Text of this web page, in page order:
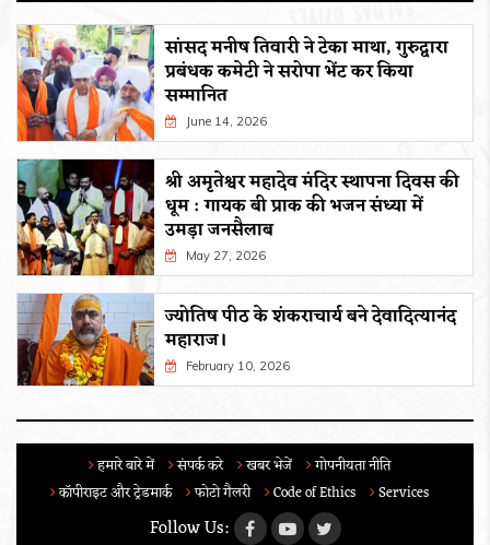
सांसद मनीष तिवारी ने टेका माथा, गुरुद्वारा
प्रबंधक कमेटी ने सरोपा भेंट कर किया
सम्मानित
June 14, 2026
श्री अमृतेश्वर महादेव मंदिर स्थापना दिवस की
धूम : गायक बी प्राक की भजन संध्या में
उमड़ा जनसैलाब
May 27, 2026
ज्योतिष पीठ के शंकराचार्य बने देवादित्यानंद
महाराज।
February 10, 2026
हमारे बारे में संपर्क करे खबर भेजें
गोपनीयता नीति
कॉपीराइट और ट्रेडमार्क
फोटो गैलरी Code of Ethics Services
Follow Us: